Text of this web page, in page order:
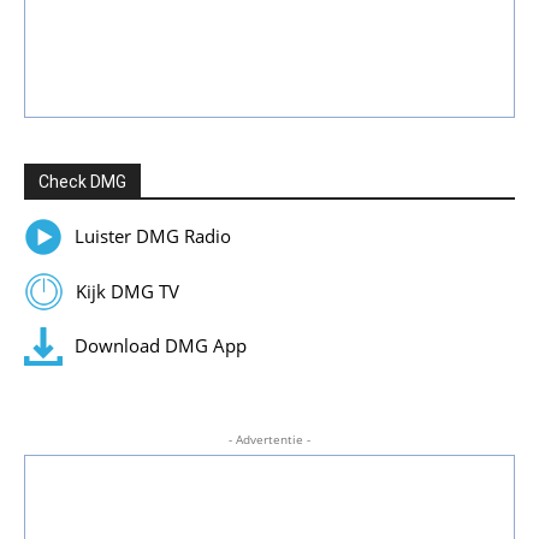
Check DMG
Luister DMG Radio
Kijk DMG TV
Download DMG App
- Advertentie -